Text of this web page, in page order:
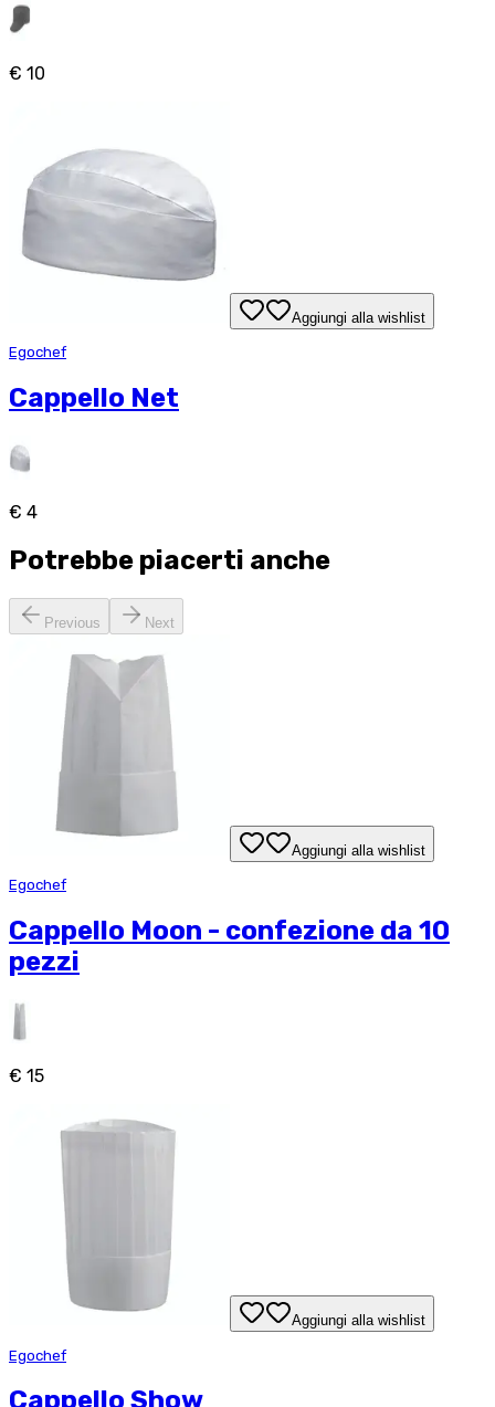
€ 10
Aggiungi alla wishlist
Egochef
Cappello Net
€ 4
Potrebbe piacerti anche
Previous Next
Aggiungi alla wishlist
Egochef
Cappello Moon - confezione da 10
pezzi
€ 15
Aggiungi alla wishlist
Egochef